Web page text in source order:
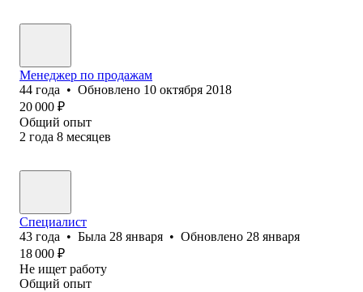
Менеджер по продажам
44 года • Обновлено 10 октября 2018
20 000 ₽
Общий опыт
2 года 8 месяцев
Специалист
43 года • Была 28 января • Обновлено 28 января
18 000 ₽
Не ищет работу
Общий опыт